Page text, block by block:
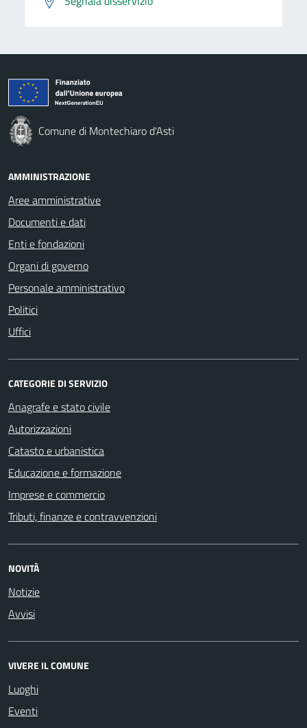
Comune di Montechiaro d'Asti
AMMINISTRAZIONE
Aree amministrative
Documenti e dati
Enti e fondazioni
Organi di governo
Personale amministrativo
Politici
Uffici
CATEGORIE DI SERVIZIO
Anagrafe e stato civile
Autorizzazioni
Catasto e urbanistica
Educazione e formazione
Imprese e commercio
Tributi, finanze e contravvenzioni
NOVITÀ
Notizie
Avvisi
VIVERE IL COMUNE
Luoghi
Eventi